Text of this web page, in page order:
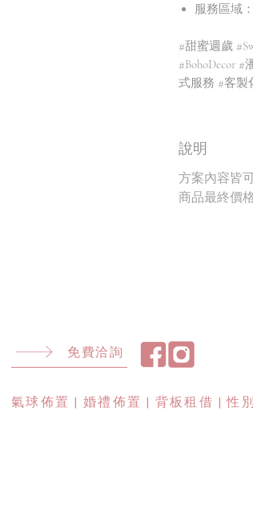
服務區域
#甜蜜週歲
#BohoDecor
式服務 #客製
說明
方案內容皆
商品最終價
免費洽詢
氣球佈置 | 婚禮佈置 | 背板租借 | 性